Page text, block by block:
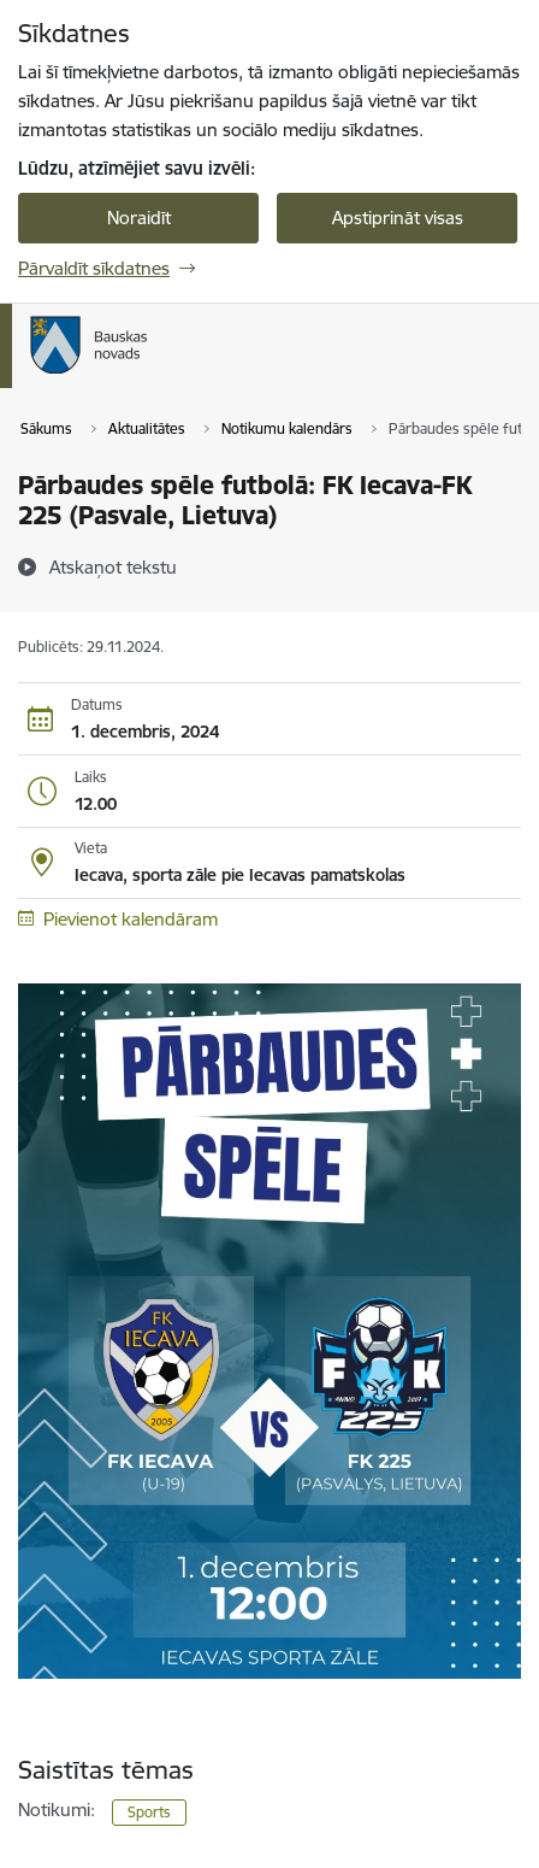
Sīkdatnes
Lai šī tīmekļvietne darbotos, tā izmanto obligāti nepieciešamās
sīkdatnes. Ar Jūsu piekrišanu papildus šajā vietnē var tikt
izmantotas statistikas un sociālo mediju sīkdatnes.
Lūdzu, atzīmējiet savu izvēli:
Noraidīt Apstiprināt visas
Pārvaldīt sīkdatnes
Sākums Aktualitātes Notikumu kalendārs Pārbaudes spēle
Pārbaudes spēle futbolā: FK Iecava-FK
225 (Pasvale, Lietuva)
Atskaņot tekstu
Publicēts: 29.11.2024.
Datums
1. decembris, 2024
Laiks
12.00
Vieta
Iecava, sporta zāle pie Iecavas pamatskolas
Pievienot kalendāram
Saistītas tēmas
Notikumi: Sports